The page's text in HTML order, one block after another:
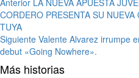
Anterior LA NUEVA APUESTA
CORDERO PRESENTA SU
TUYA
Siguiente Valente Alvarez irrumpe
debut «Going Nowhere».
Más historias